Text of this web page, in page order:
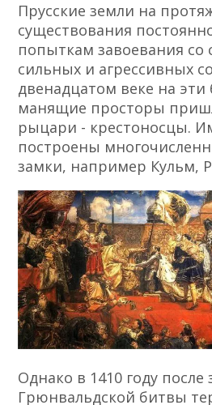
Прусские земли на
существования
попыткам завоевания со
сильных и агрессивных
двенадцатом веке на эти
манящие просторы
рыцари - крестоносцы.
построены
замки, например Кульм,
Однако в 1410 году
Грюнвальдской битвы